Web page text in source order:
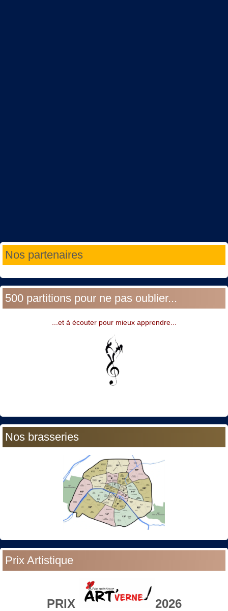
Nos partenaires
500 partitions pour ne pas oublier...
...et à écouter pour mieux apprendre...
Nos brasseries
Prix Artistique
PRIX 2026
Année
précédente
Mois
précédent
Année
suivante
Mois
suivant